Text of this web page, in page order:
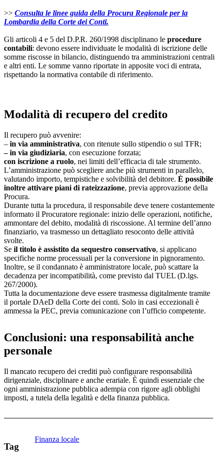
>> Consulta le linee guida della Procura Regionale per la
Lombardia della Corte dei Conti.
Gli articoli 4 e 5 del D.P.R. 260/1998 disciplinano le procedure
contabili: devono essere individuate le modalità di iscrizione delle
somme riscosse in bilancio, distinguendo tra amministrazioni centrali
e altri enti. Le somme vanno riportate in apposite voci di entrata,
rispettando la normativa contabile di riferimento.
Modalità di recupero del credito
Il recupero può avvenire:
– in via amministrativa, con ritenute sullo stipendio o sul TFR;
– in via giudiziaria, con esecuzione forzata;
con iscrizione a ruolo, nei limiti dell’efficacia di tale strumento.
L’amministrazione può scegliere anche più strumenti in parallelo,
valutando importo, tempistiche e solvibilità del debitore. È possibile
inoltre attivare piani di rateizzazione, previa approvazione della
Procura.
Durante tutta la procedura, il responsabile deve tenere costantemente
informato il Procuratore regionale: inizio delle operazioni, notifiche,
ammontare del debito, modalità di riscossione. Al termine dell’anno
finanziario, va trasmesso un dettagliato resoconto delle attività
svolte.
Se il titolo è assistito da sequestro conservativo, si applicano
specifiche norme processuali per la conversione in pignoramento.
Inoltre, se il condannato è amministratore locale, può scattare la
decadenza per incompatibilità, come previsto dal TUEL (D.lgs.
267/2000).
Tutta la documentazione deve essere trasmessa digitalmente tramite
il portale DAeD della Corte dei conti. Solo in casi eccezionali è
ammessa la PEC, previa comunicazione con l’ufficio competente.
Conclusioni: una responsabilità anche
personale
Il mancato recupero dei crediti può configurare responsabilità
dirigenziale, disciplinare e anche erariale. È quindi essenziale che
ogni amministrazione pubblica adempia con rigore agli obblighi
imposti, a tutela della legalità e della finanza pubblica.
Tag
Finanza locale